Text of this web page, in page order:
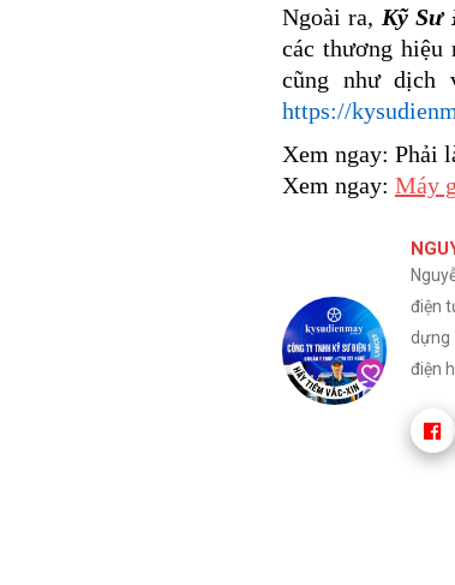
Ngoài ra, Kỹ Sư
các thương hiệu
cũng như dịch
https://
Xem ngay: Phải
Xem ngay: Máy
điện
dựng
điện